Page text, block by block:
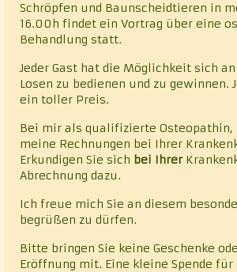
Schröpfen und Baunscheidtieren in
16.00h findet ein Vortrag über eine
Behandlung statt.
Jeder Gast hat die Möglichkeit sich
Losen zu bedienen und zu gewinnen.
ein toller Preis.
Bei mir als qualifizierte Osteopathin,
meine Rechnungen bei Ihrer
Erkundigen Sie sich bei Ihrer
Abrechnung dazu.
Ich freue mich Sie an diesem
begrüßen zu dürfen.
Bitte bringen Sie keine Geschenke
Eröffnung mit. Eine kleine Spende